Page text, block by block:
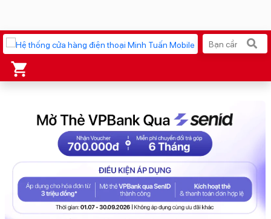
iPhone 17 Pro Max MacBook Neo giá tốt
AirTag 2 Mới Galaxy Z8 Series
Apple Watch S11 Ốp lưng Pitaka